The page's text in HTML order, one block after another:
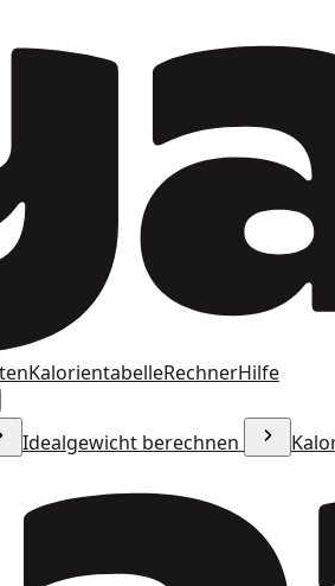
KalorientabelleRechnerHilfe
Idealgewicht berechnen